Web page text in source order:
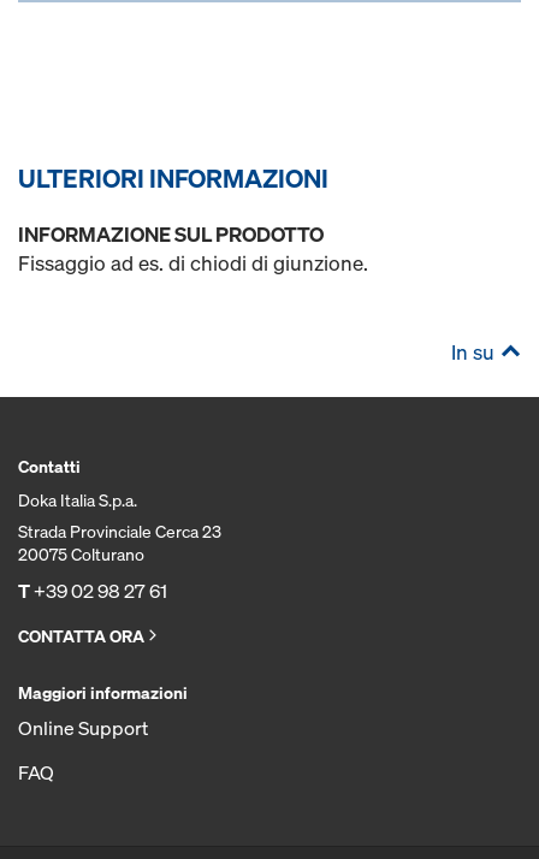
ULTERIORI INFORMAZIONI
INFORMAZIONE SUL PRODOTTO
Fissaggio ad es. di chiodi di giunzione.
In su
Contatti
Doka Italia S.p.a.
Strada Provinciale Cerca 23
20075 Colturano
T+39 02 98 27 61
CONTATTA ORA
Maggiori informazioni
Online Support
FAQ